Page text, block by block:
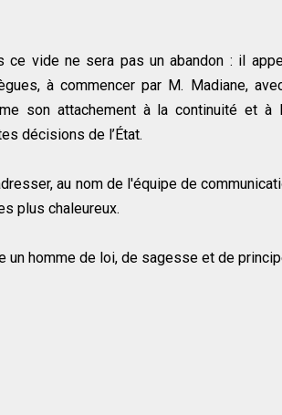
ce vide ne sera pas un abandon : il
à commencer par M. Madiane,
son attachement à la continuité et à
décisions de l’État.
au nom de l'équipe de
plus chaleureux.
un homme de loi, de sagesse et de